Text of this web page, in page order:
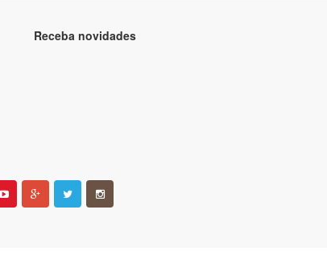
Receba novidades